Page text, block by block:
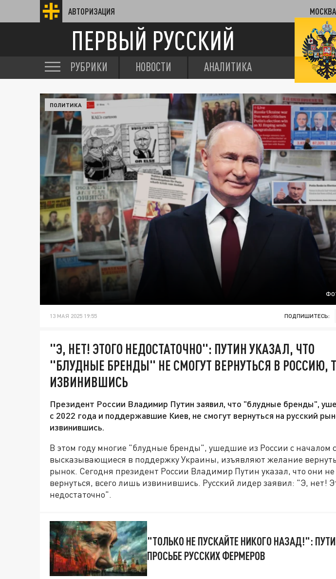
АВТОРИЗАЦИЯ МОСКВА
ПЕРВЫЙ РУССКИЙ
РУБРИКИ НОВОСТИ АНАЛИТИКА
ПОЛИТИКА
13 МАЯ 2025 19:55 ПОДПИШИТЕСЬ:
"Э, НЕТ! ЭТОГО НЕДОСТАТОЧНО": ПУТИН УКАЗАЛ, ЧТО
"БЛУДНЫЕ БРЕНДЫ" НЕ СМОГУТ ВЕРНУТЬСЯ В РОССИЮ,
ИЗВИНИВШИСЬ
Президент России Владимир Путин заявил, что "блудные бренды",
с 2022 года и поддержавшие Киев, не смогут вернуться на русский
извинившись.
В этом году многие "блудные бренды", ушедшие из России с началом
высказывающиеся в поддержку Украины, изъявляют желание
рынок. Сегодня президент России Владимир Путин указал, что они не
вернуться, всего лишь извинившись. Русский лидер заявил: "Э, нет!
недостаточно".
"ТОЛЬКО НЕ ПУСКАЙТЕ НИКОГО НАЗАД!":
ПРОСЬБЕ РУССКИХ ФЕРМЕРОВ